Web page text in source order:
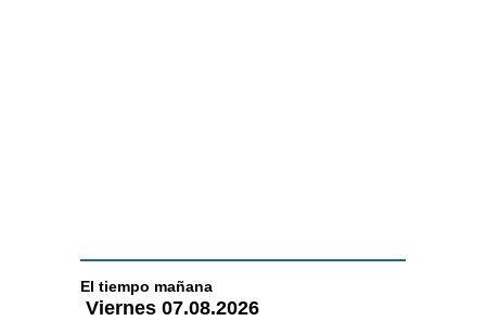
El tiempo mañana
Viernes 07.08.2026